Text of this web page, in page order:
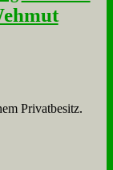
Privatbesitz.